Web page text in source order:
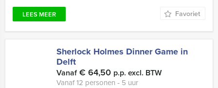
LEES MEER Favoriet
Sherlock Holmes Dinner Game in
Delft
Vanaf€ 64,50 p.p. excl. BTW
Vanaf 12 personen ‐ 5 uur